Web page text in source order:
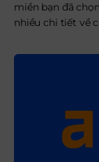
miền bạn đã
nhiều chi tiết về